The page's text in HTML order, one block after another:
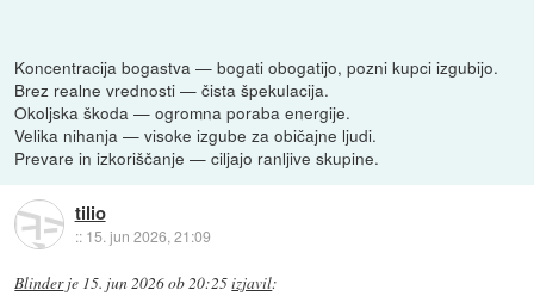
Koncentracija bogastva — bogati obogatijo, pozni kupci izgubijo.
Brez realne vrednosti — čista špekulacija.
Okoljska škoda — ogromna poraba energije.
Velika nihanja — visoke izgube za običajne ljudi.
Prevare in izkoriščanje — ciljajo ranljive skupine.
tilio
:: 15. jun 2026, 21:09
Blinderje 15. jun 2026 ob 20:25izjavil: